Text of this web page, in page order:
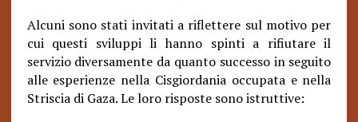
Alcuni sono stati invitati a riflettere sul motivo per
cui questi sviluppi li hanno spinti a rifiutare il
servizio diversamente da quanto successo in seguito
alle esperienze nella Cisgiordania occupata e nella
Striscia di Gaza. Le loro risposte sono istruttive: